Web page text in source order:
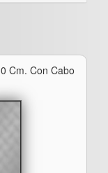
Cm. Con Cabo